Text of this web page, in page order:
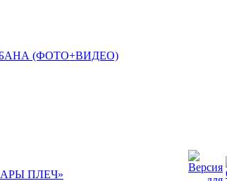
(ФОТО+ВИДЕО)
ПЛЕЧ»